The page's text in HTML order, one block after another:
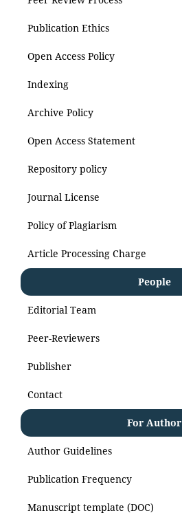
Publication Ethics
Open Access Policy
Indexing
Archive Policy
Open Access Statement
Repository policy
Journal License
Policy of Plagiarism
Article Processing Charge
People
Editorial Team
Peer-Reviewers
Publisher
Contact
For Author
Author Guidelines
Publication Frequency
Manuscript template (DOC)